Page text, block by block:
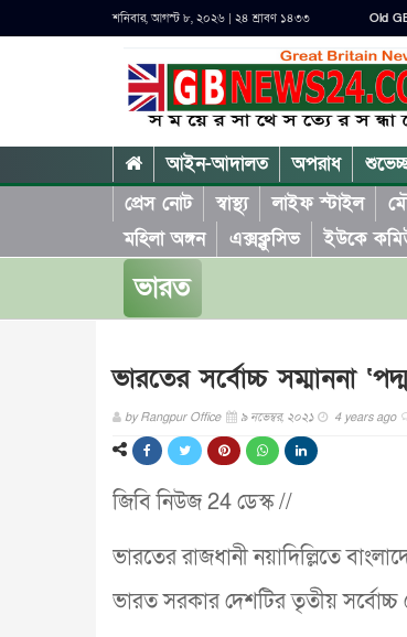
শনিবার, আগস্ট ৮, ২০২৬ | ২৪ শ্রাবণ ১৪৩৩ Old
আইন-আদালত অপরাধ
প্রেস নোট
স্বাস্থ্য লাইফ স্টাইল
মহিলা অঙ্গন
এক্সক্লুসিভ ইউকে
ভারত
ভারতের সর্বোচ্চ সম্মাননা
byRangpur Office ৯ নভেম্বর, ২০২১ 4 years ago
জিবি নিউজ 24 ডেস্ক //
ভারতের রাজধানী নয়াদিল্লিতে
ভারত সরকার দেশটির তৃতীয়